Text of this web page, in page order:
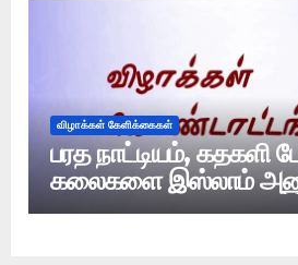
விழாக்கள் கேளிக்கைகள்
பரத நாட்டியம், கதகளி
கலைகளை இஸ்லாம்